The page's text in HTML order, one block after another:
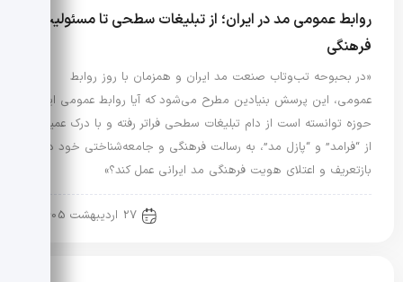
روابط عمومی مد در ایران؛ از تبلیغات سطحی تا مسئولیت
فرهنگی
«در بحبوحه تب‌وتاب صنعت مد ایران و همزمان با روز روابط
عمومی، این پرسش بنیادین مطرح می‌شود که آیا روابط عمومی این
حوزه توانسته است از دام تبلیغات سطحی فراتر رفته و با درک عمیق
از “فرامد” و “پازل مد”، به رسالت فرهنگی و جامعه‌شناختی خود در
بازتعریف و اعتلای هویت فرهنگی مد ایرانی عمل کند؟»
27 اردیبهشت 1405